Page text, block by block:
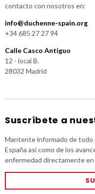
contacto con nosotros en:
info@duchenne-spain.org
+34 685 27 27 94
Calle Casco Antiguo
12 - local B.
28032 Madrid
Suscríbete a
Mantente informado de todo
España así como de los
enfermedad directamente